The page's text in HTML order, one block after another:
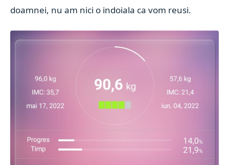
doamnei, nu am nici o indoiala ca vom reusi.